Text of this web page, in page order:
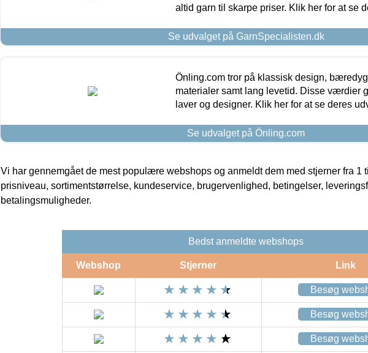
altid garn til skarpe priser. Klik her for at se
Se udvalget på GarnSpecialisten.dk
Önling.com tror på klassisk design,
materialer samt lang levetid. Disse værdier
laver og designer. Klik her for at se deres
Se udvalget på Önling.com
Vi har gennemgået de mest populære webshops og anmeldt dem med stjerner fra 1
prisniveau, sortimentstørrelse, kundeservice, brugervenlighed, betingelser,
betalingsmuligheder.
Bedst anmeldte webshops
Webshop Stjerner Link
Besøg
Besøg
Besøg